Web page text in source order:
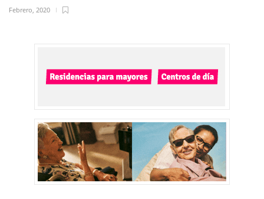
Febrero, 2020